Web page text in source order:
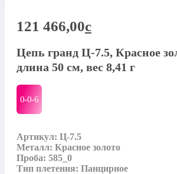
121 466,00c
Цепь гранд Ц-7.5, Красное
длина 50 см, вес 8,41 г
0-0-6
Артикул: Ц-7.5
Металл: Красное золото
Проба: 585_0
Тип плетения: Панцирное